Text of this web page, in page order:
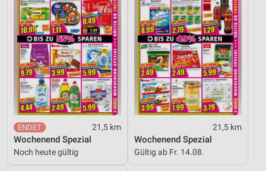
21,5 km
Wochenend Spezial
Noch heute gültig
21,5 km
Wochenend Spezial
Gültig ab Fr. 14.08.